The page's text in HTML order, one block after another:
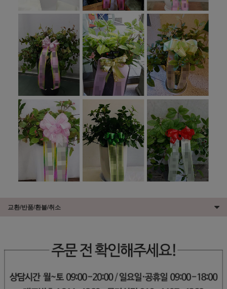
교환/반품/환불/취소